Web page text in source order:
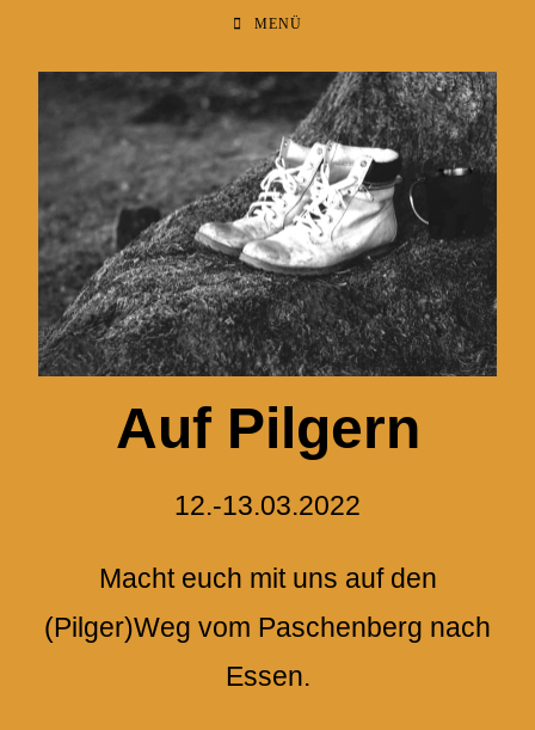
MENÜ
Auf Pilgern
12.-13.03.2022
Macht euch mit uns auf den
(Pilger)Weg vom Paschenberg nach
Essen.